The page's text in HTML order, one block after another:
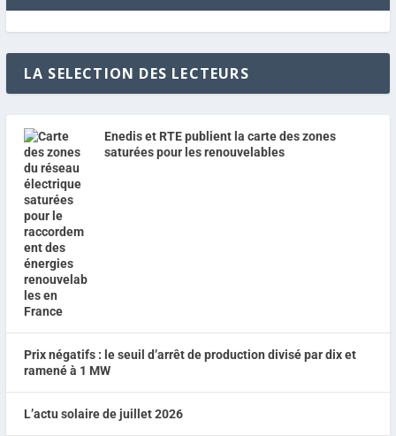
LA SELECTION DES LECTEURS
Enedis et RTE publient la carte des zones
saturées pour les renouvelables
Prix négatifs : le seuil d’arrêt de production divisé par dix et
ramené à 1 MW
L’actu solaire de juillet 2026